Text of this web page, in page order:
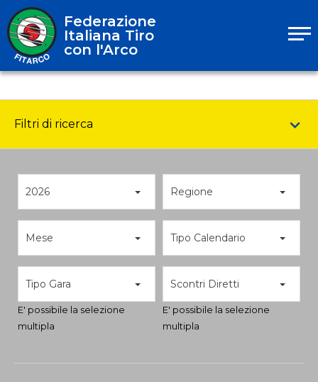
Federazione
Italiana Tiro
con l'Arco
Filtri di ricerca
2026 Regione
Mese Tipo Calendario
Tipo Gara
E' possibile la selezione
multipla
Scontri Diretti
E' possibile la selezione
multipla